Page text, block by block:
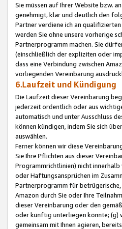
Sie müssen auf Ihrer Website bzw.
genehmigt, klar und deutlich den
Partner verdiene ich an
werden Sie ohne unsere vorherige
Partnerprogramm machen. Sie
(einschließlich der expliziten oder
dass eine Verbindung zwischen
vorliegenden Vereinbarung
6.Laufzeit und Kündigung
Die Laufzeit dieser Vereinbarung
jederzeit ordentlich oder aus
automatisch und unter Ausschluss
können kündigen, indem Sie sich
auswählen.
Ferner können wir diese
Sie Ihre Pflichten aus dieser
Programmrichtlinien) nicht innerhalb
oder Haftungsansprüchen im
Partnerprogramm für betrügerische,
Amazon durch Sie oder Ihre
dieser Vereinbarung oder den
oder künftig unterliegen könnte; (g)
gemeinsam mit Ihnen agieren,